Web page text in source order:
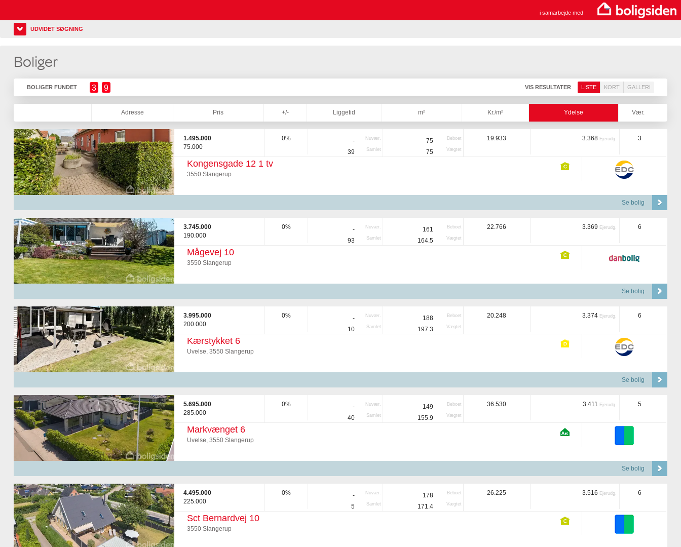
i samarbejde med
UDVIDET SØGNING
Boliger
BOLIGER FUNDET 3 9 VIS RESULTATER LISTE KORT GALLERI
Adresse Pris +/- Liggetid m² Kr./m² Ydelse Vær.
1.495.000
75.000
0% - Nuvær.
39 Samlet
75 Beboet
75 Vægtet
19.933 3.368 Ejerudg. 3
Kongensgade 12 1 tv
3550 Slangerup
Se bolig
3.745.000
190.000
0% - Nuvær.
93 Samlet
161 Beboet
164.5 Vægtet
22.766 3.369 Ejerudg. 6
Mågevej 10
3550 Slangerup
Se bolig
3.995.000
200.000
0% - Nuvær.
10 Samlet
188 Beboet
197.3 Vægtet
20.248 3.374 Ejerudg. 6
Kærstykket 6
Uvelse, 3550 Slangerup
Se bolig
5.695.000
285.000
0% - Nuvær.
40 Samlet
149 Beboet
155.9 Vægtet
36.530 3.411 Ejerudg. 5
Markvænget 6
Uvelse, 3550 Slangerup
Se bolig
4.495.000
225.000
0% - Nuvær.
5 Samlet
178 Beboet
171.4 Vægtet
26.225 3.516 Ejerudg. 6
Sct Bernardvej 10
3550 Slangerup